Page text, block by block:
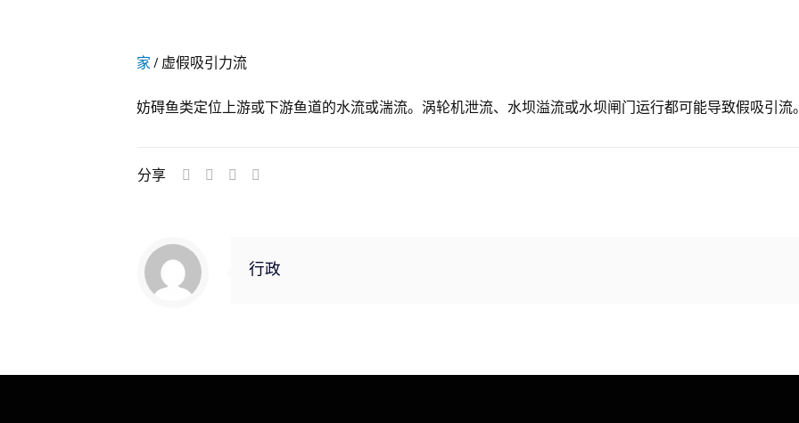
家 / 虚假吸引力流
妨碍鱼类定位上游或下游鱼道的水流或湍流。涡轮机泄流、水坝溢流或水坝闸门运行都可能导致假吸引流
分享
行政